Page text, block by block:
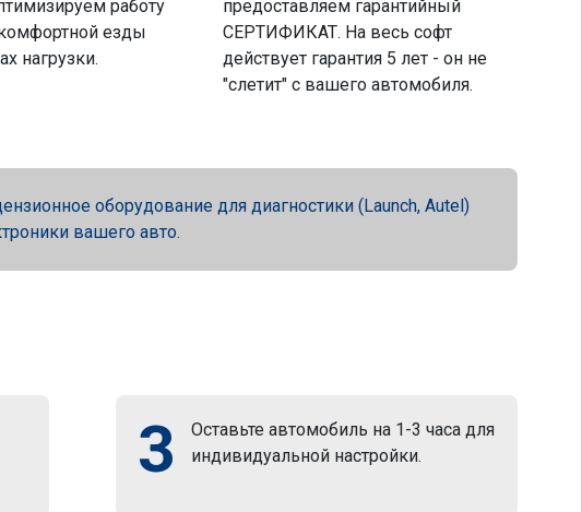
работу
езды
нагрузки.
предоставляем гарантийный
СЕРТИФИКАТ. На весь софт
действует гарантия 5 лет - он не
"слетит" с вашего автомобиля.
оборудование для диагностики (Launch, Autel)
вашего авто.
3
Оставьте автомобиль на 1-3 часа для
индивидуальной настройки.